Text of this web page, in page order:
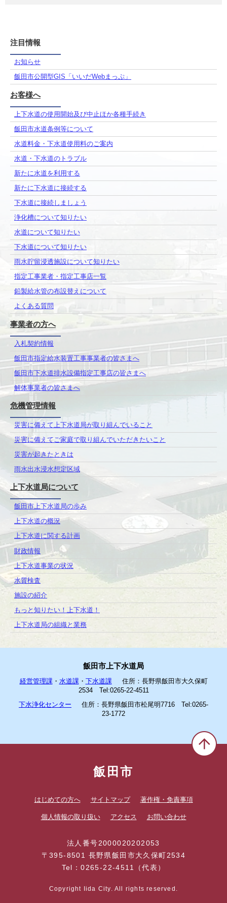
注目情報
お知らせ
飯田市公開型GIS「いいだWebまっぷ」
お客様へ
上下水道の使用開始及び中止ほか各種手続き
飯田市水道条例等について
水道料金・下水道使用料のご案内
水道・下水道のトラブル
新たに水道を利用する
新たに下水道に接続する
下水道に接続しましょう
浄化槽について知りたい
水道について知りたい
下水道について知りたい
雨水貯留浸透施設について知りたい
指定工事業者・指定工事店一覧
鉛製給水管の布設替えについて
よくある質問
事業者の方へ
入札契約情報
飯田市指定給水装置工事事業者の皆さまへ
飯田市下水道排水設備指定工事店の皆さまへ
解体事業者の皆さまへ
危機管理情報
災害に備えて上下水道局が取り組んでいること
災害に備えてご家庭で取り組んでいただきたいこと
災害が起きたときは
雨水出水浸水想定区域
上下水道局について
飯田市上下水道局の歩み
上下水道の概況
上下水道に関する計画
財政情報
上下水道事業の状況
水質検査
施設の紹介
もっと知りたい！上下水道！
上下水道局の組織と業務
飯田市上下水道局
経営管理課・ 水道課・ 下水道課
住所：長野県飯田市大久保町
2534 Tel:0265-22-4511
下水浄化センター
住所：長野県飯田市松尾明7716 Tel:0265-
23-1772
飯田市
はじめての方へ サイトマップ 著作権・免責事項
個人情報の取り扱い アクセス お問い合わせ
法人番号2000020202053
〒395-8501 長野県飯田市大久保町2534
Tel：0265-22-4511（代表）
Copyright Iida City. All rights reserved.